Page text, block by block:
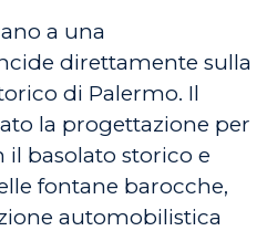
a una
direttamente sulla
di Palermo. Il
la progettazione per
il basolato storico e
fontane barocche,
automobilistica